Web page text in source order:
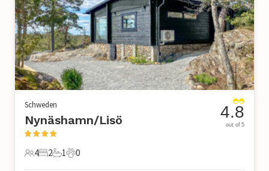
Schweden
Nynäshamn/Lisö
4 Gäste
4
2 Schlafzimmer
2
1 Badezimmer
1
0 Haustiere
0
4.8
out of 5